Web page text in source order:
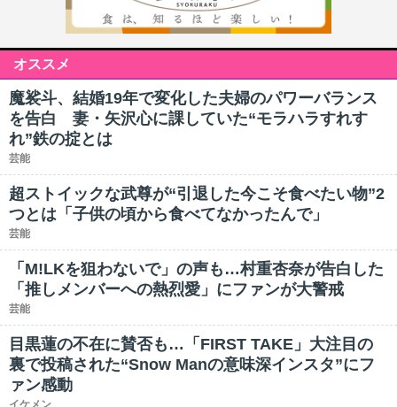
オススメ
魔裟斗、結婚19年で変化した夫婦のパワーバランス
を告白 妻・矢沢心に課していた“モラハラすれす
れ”鉄の掟とは
芸能
超ストイックな武尊が“引退した今こそ食べたい物”2
つとは「子供の頃から食べてなかったんで」
芸能
「M!LKを狙わないで」の声も…村重杏奈が告白した
「推しメンバーへの熱烈愛」にファンが大警戒
芸能
目黒蓮の不在に賛否も…「FIRST TAKE」大注目の
裏で投稿された“Snow Manの意味深インスタ”にフ
ァン感動
イケメン